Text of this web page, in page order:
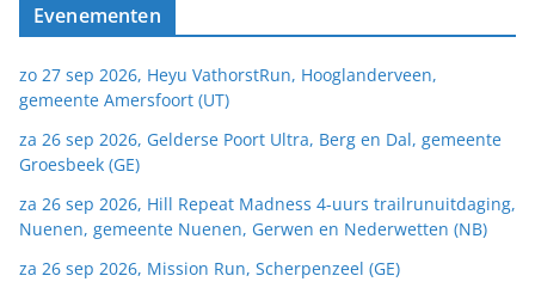
Evenementen
zo 27 sep 2026, Heyu VathorstRun, Hooglanderveen,
gemeente Amersfoort (UT)
za 26 sep 2026, Gelderse Poort Ultra, Berg en Dal, gemeente
Groesbeek (GE)
za 26 sep 2026, Hill Repeat Madness 4-uurs trailrunuitdaging,
Nuenen, gemeente Nuenen, Gerwen en Nederwetten (NB)
za 26 sep 2026, Mission Run, Scherpenzeel (GE)